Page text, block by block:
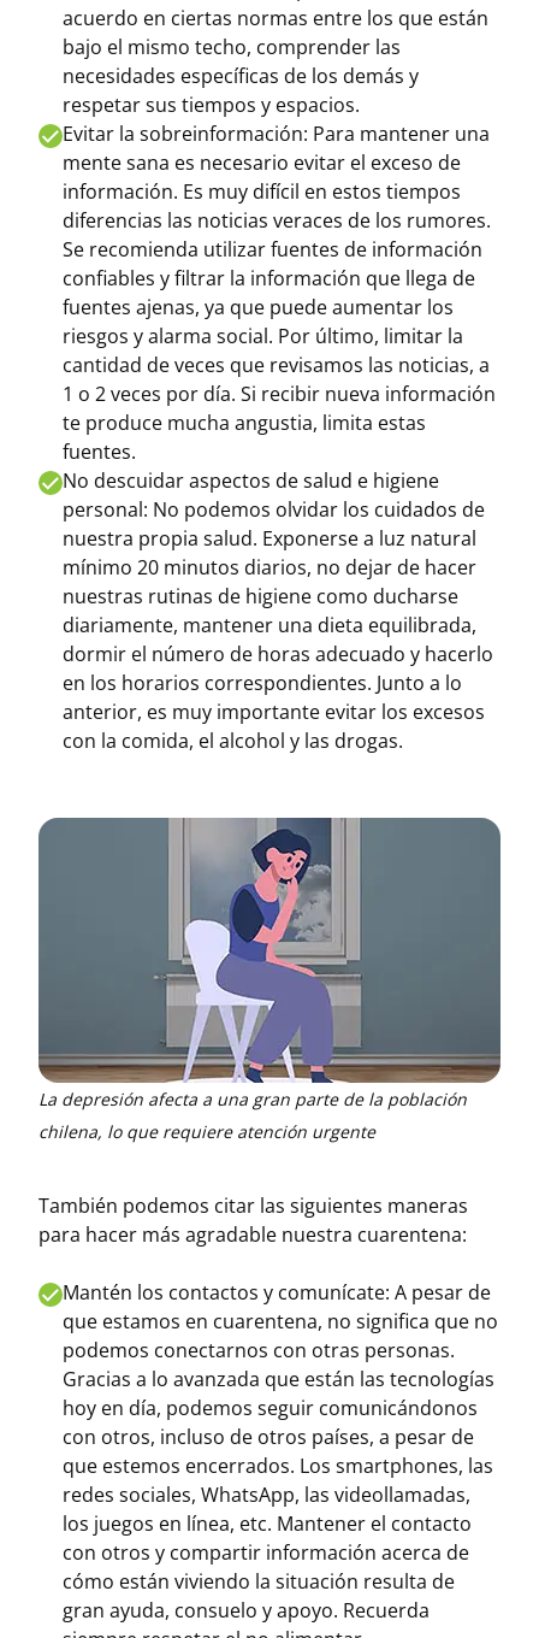
acuerdo en ciertas normas entre los que están
bajo el mismo techo, comprender las
necesidades específicas de los demás y
respetar sus tiempos y espacios.
Evitar la sobreinformación: Para mantener una
mente sana es necesario evitar el exceso de
información. Es muy difícil en estos tiempos
diferencias las noticias veraces de los rumores.
Se recomienda utilizar fuentes de información
confiables y filtrar la información que llega de
fuentes ajenas, ya que puede aumentar los
riesgos y alarma social. Por último, limitar la
cantidad de veces que revisamos las noticias, a
1 o 2 veces por día. Si recibir nueva información
te produce mucha angustia, limita estas
fuentes.
No descuidar aspectos de salud e higiene
personal: No podemos olvidar los cuidados de
nuestra propia salud. Exponerse a luz natural
mínimo 20 minutos diarios, no dejar de hacer
nuestras rutinas de higiene como ducharse
diariamente, mantener una dieta equilibrada,
dormir el número de horas adecuado y hacerlo
en los horarios correspondientes. Junto a lo
anterior, es muy importante evitar los excesos
con la comida, el alcohol y las drogas.
La depresión afecta a una gran parte de la población
chilena, lo que requiere atención urgente
También podemos citar las siguientes maneras
para hacer más agradable nuestra cuarentena:
Mantén los contactos y comunícate: A pesar de
que estamos en cuarentena, no significa que no
podemos conectarnos con otras personas.
Gracias a lo avanzada que están las tecnologías
hoy en día, podemos seguir comunicándonos
con otros, incluso de otros países, a pesar de
que estemos encerrados. Los smartphones, las
redes sociales, WhatsApp, las videollamadas,
los juegos en línea, etc. Mantener el contacto
con otros y compartir información acerca de
cómo están viviendo la situación resulta de
gran ayuda, consuelo y apoyo. Recuerda